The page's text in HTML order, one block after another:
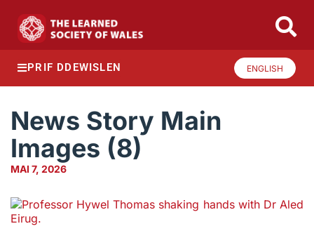
PRIF DDEWISLEN ENGLISH
News Story Main
Images (8)
MAI 7, 2026